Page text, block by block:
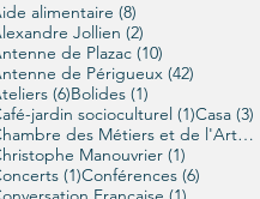
alimentaire (8)
Jollien (2)
de Plazac (10)
de Périgueux (42)
(6)6 posts
Bolides (1)
jardin socioculturel (1)1 post
Casa (3)
Chambre des Métiers et de l'Artisanat
Manouvrier (1)
(1)1 post
Conférences (6)